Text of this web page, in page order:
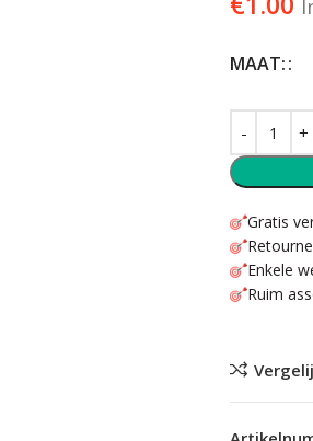
MAAT:
Gratis
Enkele
Ruim